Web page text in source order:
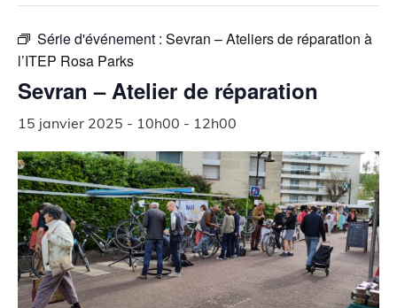
Série d'événement : Sevran – Ateliers de réparation à
l’ITEP Rosa Parks
Sevran – Atelier de réparation
15 janvier 2025 - 10h00 - 12h00